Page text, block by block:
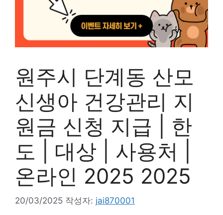
원주시 단계동 산모
신생아 건강관리 지
원금 신청 지급 | 한
도 | 대상 | 사용처 |
온라인 2025 2025
20/03/2025 작성자: jai870001